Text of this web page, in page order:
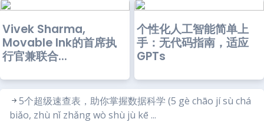
Vivek Sharma,
Movable Ink的首席执
行官兼联合...
个性化人工智能简单上
手：无代码指南，适应
GPTs
5个超级速查表，助你掌握数据科学 (5 gè chāo jí sù chá
biǎo, zhù nǐ zhǎng wò shù jù kē ...